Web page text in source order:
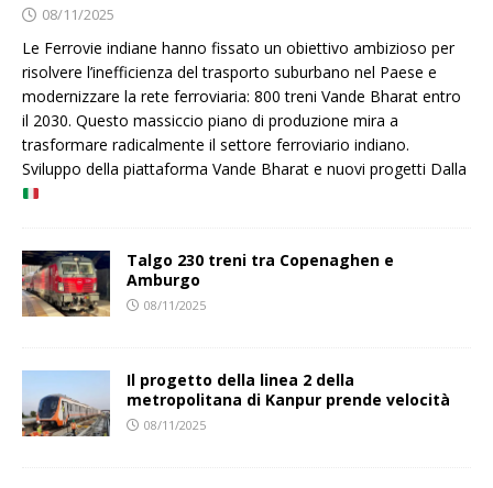
08/11/2025
Le Ferrovie indiane hanno fissato un obiettivo ambizioso per
risolvere l’inefficienza del trasporto suburbano nel Paese e
modernizzare la rete ferroviaria: 800 treni Vande Bharat entro
il 2030. Questo massiccio piano di produzione mira a
trasformare radicalmente il settore ferroviario indiano.
Sviluppo della piattaforma Vande Bharat e nuovi progetti Dalla
Talgo 230 treni tra Copenaghen e
Amburgo
08/11/2025
Il progetto della linea 2 della
metropolitana di Kanpur prende velocità
08/11/2025